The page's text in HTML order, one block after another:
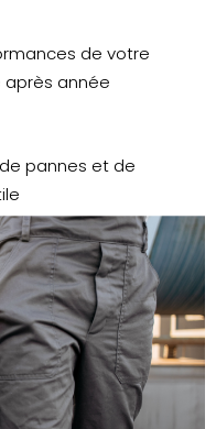
de votre
année
pannes et de
avant qu’ils
suivi périodique